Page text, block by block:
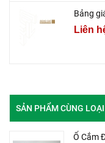
Bảng
Liên
SẢN PHẨM CÙNG LOẠI
Ổ Cắm